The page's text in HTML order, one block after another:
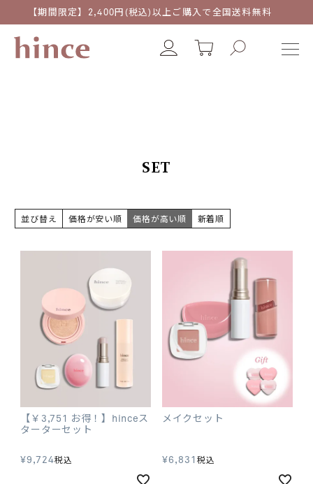
【期間限定】2,400円(税込)以上ご購入で全国送料無料
SET
並び替え 価格が安い順 価格が高い順 新着順
【￥3,751 お得！】hinceス
ターターセット
¥9,724税込
メイクセット
¥6,831 税込